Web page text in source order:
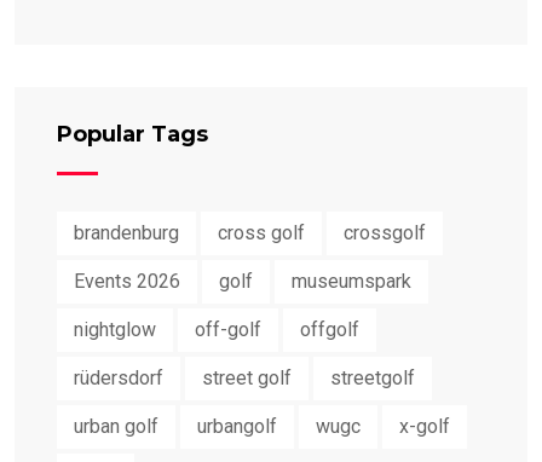
Popular Tags
brandenburg cross golf crossgolf
Events 2026 golf museumspark
nightglow off-golf offgolf
rüdersdorf street golf streetgolf
urban golf urbangolf wugc x-golf